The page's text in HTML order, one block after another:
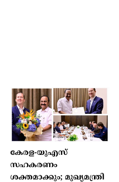
കേരള-യുഎസ്
സഹകരണം
ശക്തമാക്കും; മുഖ്യമന്ത്രി